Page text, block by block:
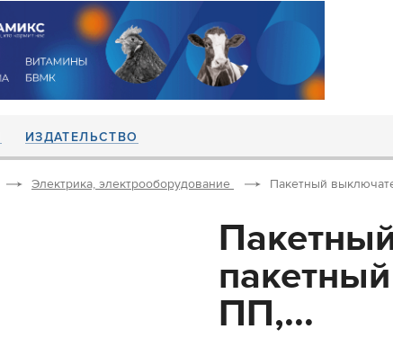
ИЗДАТЕЛЬСТВО
Электрика, электрооборудование Пакетный
ПП,...